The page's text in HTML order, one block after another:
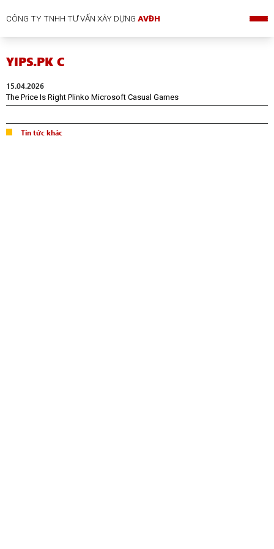
CÔNG TY TNHH TƯ VẤN XÂY DỰNGAVĐH
YIPS.PK C
15.04.2026
The Price Is Right Plinko Microsoft Casual Games
Tin tức khác